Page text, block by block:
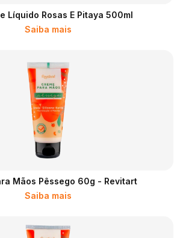
Líquido Rosas E Pitaya 500ml
Saiba mais
Mãos Pêssego 60g - Revitart
Saiba mais